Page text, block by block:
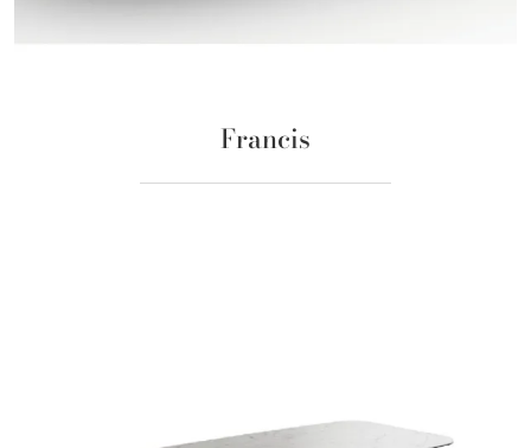
Francis